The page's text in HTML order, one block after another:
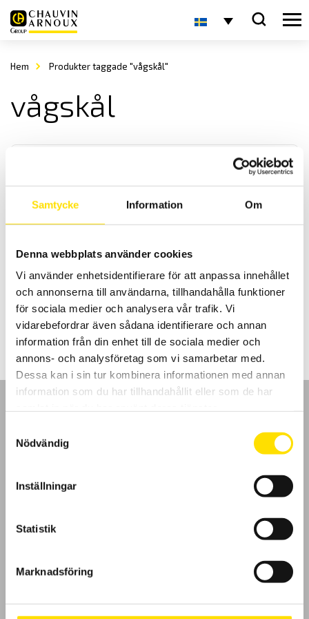
Samtycke Information Om
Denna webbplats använder cookies
Vi använder enhetsidentifierare för att anpassa innehållet
och annonserna till användarna, tillhandahålla funktioner
för sociala medier och analysera vår trafik. Vi
vidarebefordrar även sådana identifierare och annan
information från din enhet till de sociala medier och
annons- och analysföretag som vi samarbetar med.
Dessa kan i sin tur kombinera informationen med annan
information som du har tillhandahållit eller som de har
Nödvändig
Inställningar
Statistik
Marknadsföring
Hem Produkter taggade "vågskål"
vågskål
KERN MBC Babyvåg
Babyvåg MBC från KERN har en ergonomisk vågskål och tillämpar
sig för vägning av nyfödda barn. Vågens maxkapacitet är 20 kg.
4,400.00 kr –4,880.00krPrisintervall:
4,400.00 kr
till
4,880.00 kr
LÄS MER